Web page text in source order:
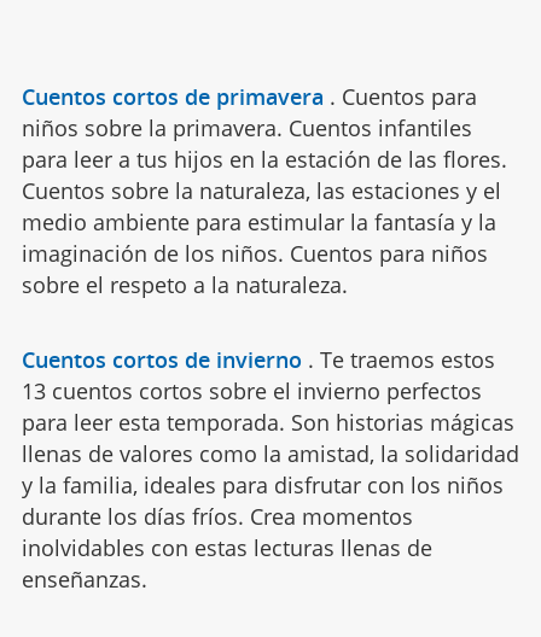
Cuentos cortos de primavera . Cuentos para
niños sobre la primavera. Cuentos infantiles
para leer a tus hijos en la estación de las flores.
Cuentos sobre la naturaleza, las estaciones y el
medio ambiente para estimular la fantasía y la
imaginación de los niños. Cuentos para niños
sobre el respeto a la naturaleza.
Cuentos cortos de invierno . Te traemos estos
13 cuentos cortos sobre el invierno perfectos
para leer esta temporada. Son historias mágicas
llenas de valores como la amistad, la solidaridad
y la familia, ideales para disfrutar con los niños
durante los días fríos. Crea momentos
inolvidables con estas lecturas llenas de
enseñanzas.